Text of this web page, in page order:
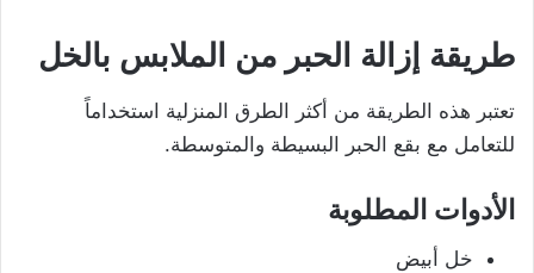
طريقة إزالة الحبر من الملابس بالخل
تعتبر هذه الطريقة من أكثر الطرق المنزلية استخداماً
للتعامل مع بقع الحبر البسيطة والمتوسطة.
الأدوات المطلوبة
خل أبيض